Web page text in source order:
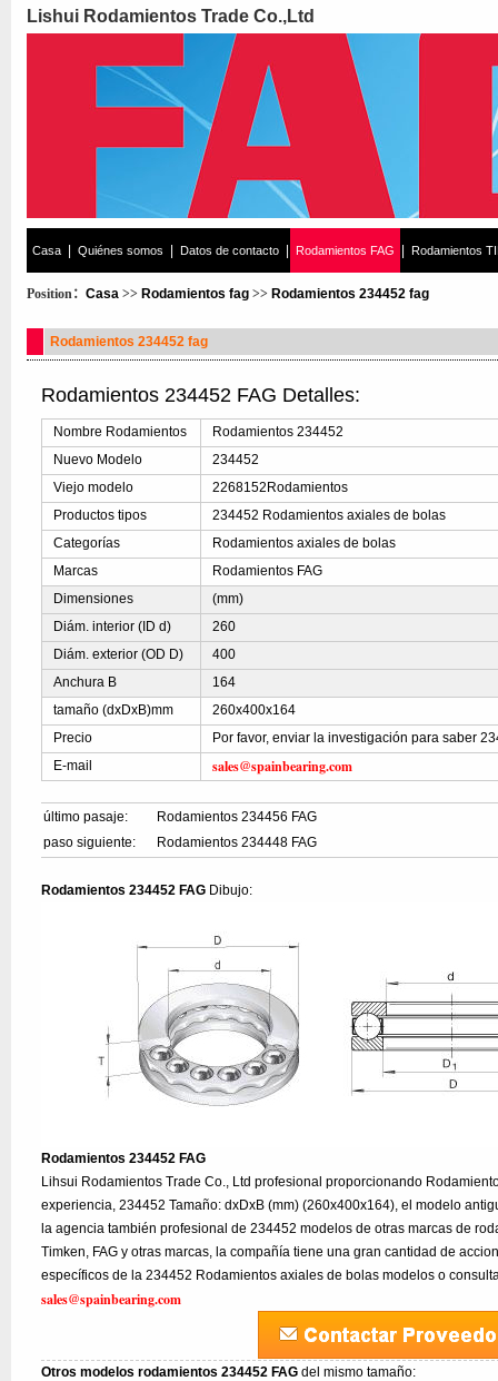
Lishui Rodamientos Trade Co.,Ltd
Casa Quiénes somos Datos de contacto Rodamientos FAG Rodamientos
Position： Casa >> Rodamientos fag >> Rodamientos 234452 fag
Rodamientos 234452 fag
Rodamientos 234452 FAG Detalles:
Nombre Rodamientos
Rodamientos 234452
Nuevo Modelo
234452
Viejo modelo
2268152Rodamientos
Productos tipos
234452 Rodamientos axiales de bolas
Categorías
Rodamientos axiales de bolas
Marcas
Rodamientos FAG
Dimensiones
(mm)
Diám. interior (ID d)
260
Diám. exterior (OD D)
400
Anchura B
164
tamaño (dxDxB)mm
260x400x164
Precio
Por favor, enviar la investigación para saber
E-mail
sales@spainbearing.com
último pasaje:
Rodamientos 234456 FAG
paso siguiente:
Rodamientos 234448 FAG
Rodamientos 234452 FAG Dibujo:
Rodamientos 234452 FAG
Lihsui Rodamientos Trade Co., Ltd profesional proporcionando
experiencia, 234452 Tamaño: dxDxB (mm) (260x400x164), el modelo
la agencia también profesional de 234452 modelos de otras marcas de
Timken, FAG y otras marcas, la compañía tiene una gran cantidad de
específicos de la 234452 Rodamientos axiales de bolas modelos o
sales@spainbearing.com
Otros modelos rodamientos 234452 FAGdel mismo tamaño: